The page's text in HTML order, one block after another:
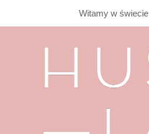
Witamy w świecie